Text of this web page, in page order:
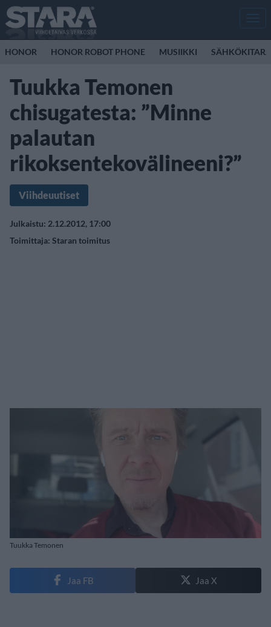
HONOR HONOR ROBOT PHONE MUSIIKKI SÄHKÖKITARA
Tuukka Temonen
chisugatesta: ”Minne
palautan
rikoksentekovälineeni?”
Viihdeuutiset
Julkaistu: 2.12.2012, 17:00
Toimittaja: Staran toimitus
Tuukka Temonen
Jaa FB Jaa X